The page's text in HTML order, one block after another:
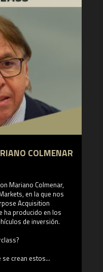
COLMENAR
Mariano Colmenar,
en la que nos
Acquisition
ha producido en los
de inversión.
se crean estos